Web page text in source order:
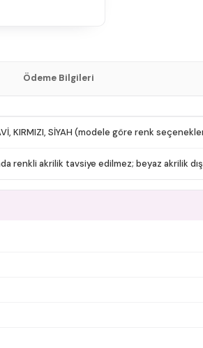
Ödeme Bilgileri
KIRMIZI, SİYAH (modele göre renk
renkli akrilik tavsiye edilmez; beyaz akrilik